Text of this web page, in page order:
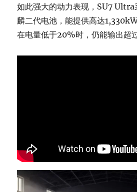
如此强大的动力表现，SU7 Ultra
麟二代电池，能提供高达
在电量低于20%时，仍能输出超